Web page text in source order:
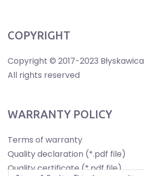
COPYRIGHT
Copyright © 2017-2023 Błyskawica
All rights reserved
WARRANTY POLICY
Terms of warranty
Quality declaration (*.pdf file)
Quality certificate (*.pdf file)